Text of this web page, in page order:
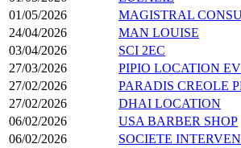
01/05/2026
MAGISTRAL
24/04/2026
MAN LOUISE
03/04/2026
SCI 2EC
27/03/2026
PIPIO LOCATION
27/02/2026
PARADIS CREOLE
27/02/2026
DHAI LOCATION
06/02/2026
USA BARBER SHOP
06/02/2026
SOCIETE